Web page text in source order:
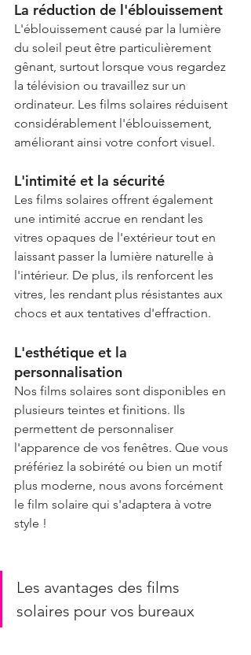
La réduction de l'éblouissement
L'éblouissement causé par la lumière
du soleil peut être particulièrement
gênant, surtout lorsque vous regardez
la télévision ou travaillez sur un
ordinateur. Les films solaires réduisent
considérablement l'éblouissement,
améliorant ainsi votre confort visuel.
L'intimité et la sécurité
Les films solaires offrent également
une intimité accrue en rendant les
vitres opaques de l'extérieur tout en
laissant passer la lumière naturelle à
l'intérieur. De plus, ils renforcent les
vitres, les rendant plus résistantes aux
chocs et aux tentatives d'effraction.
L'esthétique et la
personnalisation
Nos films solaires sont disponibles en
plusieurs teintes et finitions. Ils
permettent de personnaliser
l'apparence de vos fenêtres. Que vous
préfériez la sobirété ou bien un motif
plus moderne, nous avons forcément
le film solaire qui s'adaptera à votre
style !
Les avantages des films
solaires pour vos bureaux